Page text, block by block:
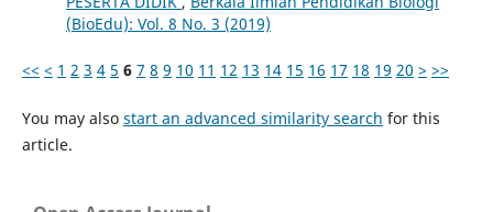
(BioEdu): Vol. 8 No. 3 (2019)
<< < 1 2 3 4 5 6 7 8 9 10 11 12 13 14 15 16 17 18 19 20 > >>
You may also start an advanced similarity search for this
article.